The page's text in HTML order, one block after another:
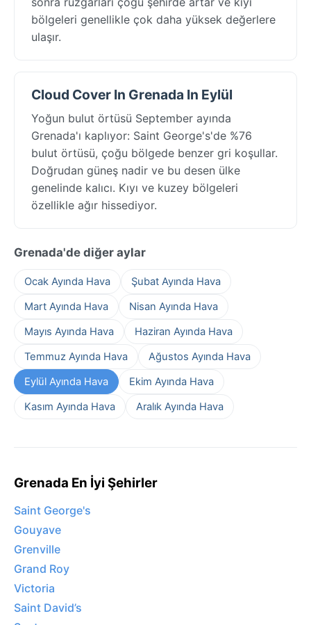
bölgeleri genellikle çok daha yüksek değerlere
ulaşır.
Cloud Cover In Grenada In Eylül
Yoğun bulut örtüsü September ayında
Grenada'ı kaplıyor: Saint George's'de %76
bulut örtüsü, çoğu bölgede benzer gri koşullar.
Doğrudan güneş nadir ve bu desen ülke
genelinde kalıcı. Kıyı ve kuzey bölgeleri
özellikle ağır hissediyor.
Grenada'de diğer aylar
Ocak Ayında Hava
Şubat Ayında Hava
Mart Ayında Hava
Nisan Ayında Hava
Mayıs Ayında Hava
Haziran Ayında Hava
Temmuz Ayında Hava
Ağustos Ayında Hava
Eylül Ayında Hava
Ekim Ayında Hava
Kasım Ayında Hava
Aralık Ayında Hava
Grenada En İyi Şehirler
Saint George's
Gouyave
Grenville
Grand Roy
Victoria
Saint David’s